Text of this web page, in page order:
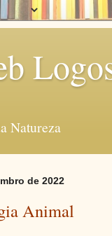
Natureza
de 2022
Animal